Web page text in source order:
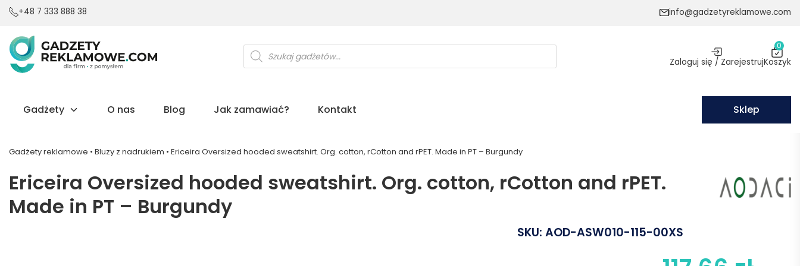
+48 7 333 888 38 info@gadzetyreklamowe.com
Wyszukiwarka
produktów Zaloguj się / Zarejestruj
0
Koszyk
Gadżety O nas Blog Jak zamawiać? Kontakt Sklep
Gadżety reklamowe • Bluzy z nadrukiem • Ericeira Oversized hooded sweatshirt. Org. cotton, rCotton and rPET. Made in PT – Burgundy
Ericeira Oversized hooded sweatshirt. Org. cotton, rCotton and rPET.
Made in PT – Burgundy
SKU:AOD-ASW010-115-00XS